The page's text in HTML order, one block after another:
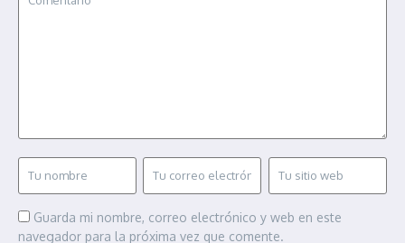
Guarda mi nombre, correo electrónico y web en este
navegador para la próxima vez que comente.